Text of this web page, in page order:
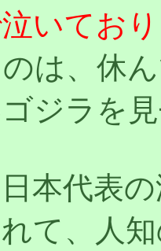
いてお
は、休
ジラを
本代表
て、人